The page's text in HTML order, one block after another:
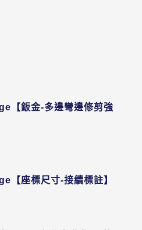
【鈑金-多邊彎邊修剪強
【座標尺寸-接續標註】